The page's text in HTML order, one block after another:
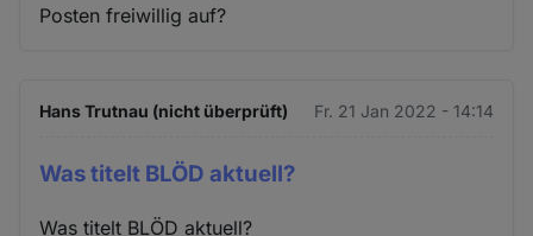
Posten freiwillig auf?
Hans Trutnau (nicht überprüft) Fr. 21 Jan 2022 - 14:14
Was titelt BLÖD aktuell?
Was titelt BLÖD aktuell?